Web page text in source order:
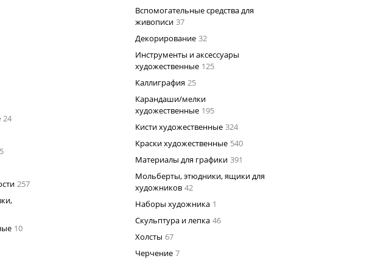
24
257
10
Вспомогательные средства для
живописи 37
Декорирование 32
Инструменты и аксессуары
художественные 125
Каллиграфия 25
Карандаши/мелки
художественные 195
Кисти художественные 324
Краски художественные 540
Материалы для графики 391
Мольберты, этюдники, ящики для
художников 42
Наборы художника 1
Скульптура и лепка 46
Холсты 67
Черчение 7